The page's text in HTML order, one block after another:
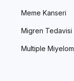
Meme Kanseri
Migren Tedavisi
Multiple Miyelom